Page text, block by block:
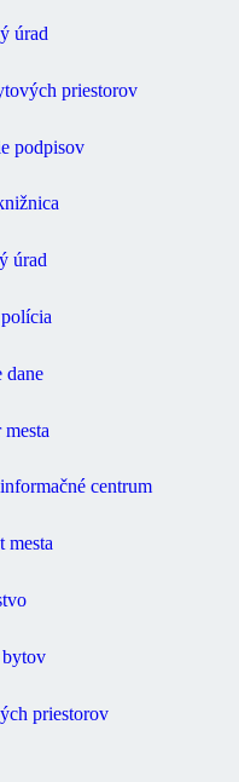
úrad
priestorov
podpisov
úrad
dane
centrum
mesta
priestorov